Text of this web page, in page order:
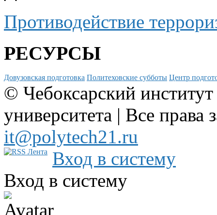
Противодействие
РЕСУРСЫ
Довузовская подготовка Политеховские субботы Центр
© Чебоксарский
университета | Все
it@polytech21.ru
Вход в систему
Вход в систему